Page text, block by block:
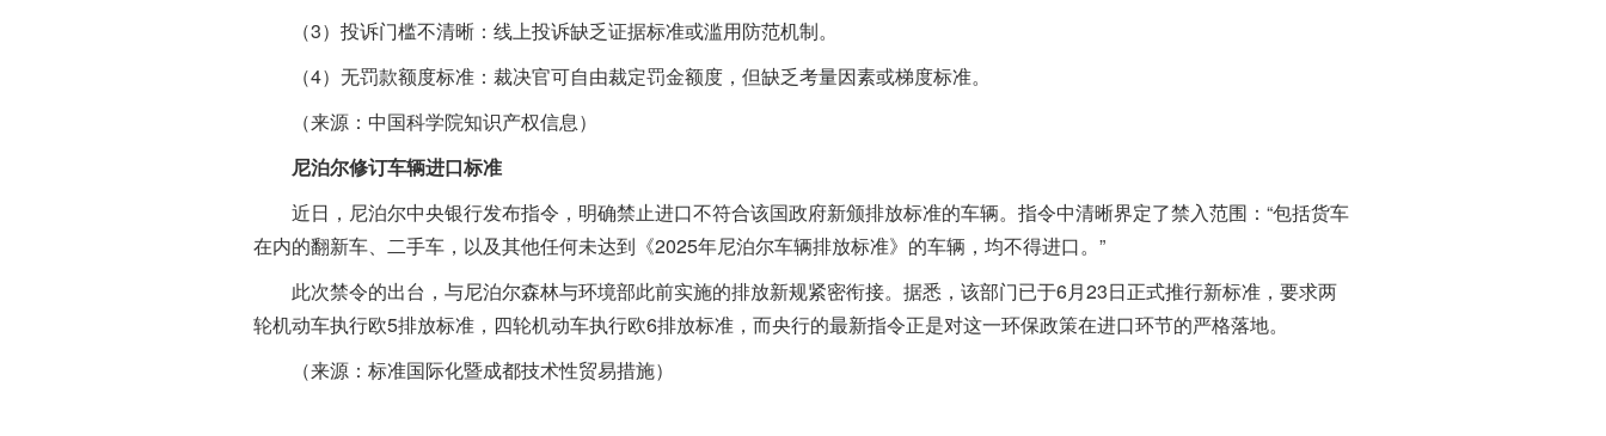
（3）投诉门槛不清晰：线上投诉缺乏证据标准或滥用防范机制。
（4）无罚款额度标准：裁决官可自由裁定罚金额度，但缺乏考量因素或梯度标准。
（来源：中国科学院知识产权信息）
尼泊尔修订车辆进口标准
近日，尼泊尔中央银行发布指令，明确禁止进口不符合该国政府新颁排放标准的车辆。指令中清晰界定了禁入范围：“包括货车
在内的翻新车、二手车，以及其他任何未达到《2025年尼泊尔车辆排放标准》的车辆，均不得进口。”
此次禁令的出台，与尼泊尔森林与环境部此前实施的排放新规紧密衔接。据悉，该部门已于6月23日正式推行新标准，要求两
轮机动车执行欧5排放标准，四轮机动车执行欧6排放标准，而央行的最新指令正是对这一环保政策在进口环节的严格落地。
（来源：标准国际化暨成都技术性贸易措施）